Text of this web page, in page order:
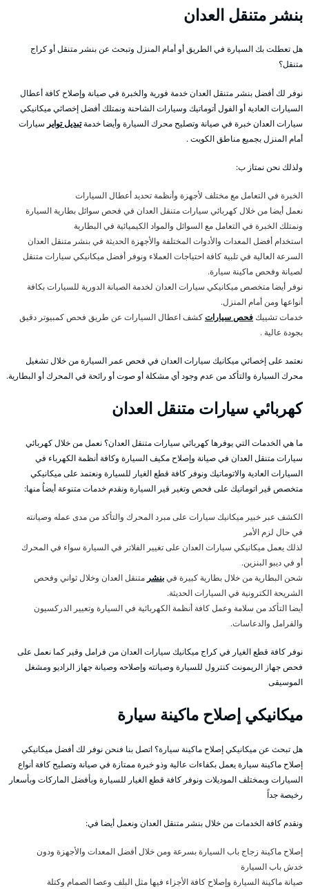
بنشر متنقل العدان
هل تعطلت بك السيارة في الطريق أو أمام المنزل وتبحث عن بنشر متنقل أو كراج
متنقل؟
نوفر لك أفضل بنشر متنقل العدان خدمة فورية والخبرة في صيانة وإصلاح كافة أعطال
السيارات العادية أو الفول أتوماتيك وسيارات الشاحنة ونمتلك أفضل إخصائي ميكانيكي
سيارات العدان خبرة في صيانة وتصليح محرك السيارة وأيضا خدمةتبديل تواير سيارات
أمام المنزل بجميع مناطق الكويت .
ولذلك نحن نمتاز ب:
الخبرة في التعامل مع مختلف لأجهزة وأنظمة تحديد أعطال السيارات
نعمل أيضا من خلال كهربائي سيارات متنقل العدان في فحص سوائل بطارية السيارة
ونمتلك الخبرة في التعامل مع السوائل والمواد الكيميائية في البطارية
استخدام أفضل المعدات والأدوات المختلفة والأجهزة الحديثة في بنشر متنقل العدان
السرعة العالية في تلبية كافة احتياجات العملاء ونوفر أفضل ميكانيكي سيارات متنقل
لصيانة وفحص ماكينة سيارة.
نوفر أيضا متخصص ميكانيكي سيارات العدان لخدمة الصيانة الدورية للسيارات بكافة
أنواعها ومن أمام المنزل.
خدمات تشييكفحص سياراتكشف اعطال السيارات عن طريق فحص كمبيوتر دقيق
بجودة عالية .
نعتمد على إخصائي ميكانيك سيارات العدان في فحص عمر السيارة من خلال تشغيل
محرك السيارة والتأكد من عدم وجود أي مشكلة أو صوت أو رائحة في المحرك أو البطارية.
كهربائي سيارات متنقل العدان
ما هي الخدمات التي يوفرها كهربائي سيارات متنقل العدان؟ نعمل من خلال كهربائي
سيارات متنقل العدان في صيانة وإصلاح مكيف السيارة وكافة أنظمة الكهرباء في
السيارات العادية والاتوماتيك ونوفر كافة قطع الغيار للسيارة ونعتمد على ميكانيكي
متخصص قير اتوماتيك على فحص وتغير قير السيارة ونقدم خدمات متنوعة أيضاُ منها:
الكشف عبر خبير ميكانيك سيارات على مبرد المحرك والتأكد من مدى عمله وصيانته
في حال لزم الأمر
لذلك يعمل ميكانيكي سيارات العدان على تغيير الفلاتر في السيارة سواء في المحرك
أو في ديبو البنزين.
شحن البطارية من خلال بطارية كبيرة فيبنشر متنقل العدان وخلال ثواني وفحص
الشريحة الكترونية في السيارات الحديثة.
أيضا التأكد من سلامة وعمل كافة أنظمة الكهربائية في السيارة وتعيير الدركسيون
والفرامل والدعاسات.
نوفر كافة قطع الغيار في كراج ميكانيك سيارات العدان من فرامل وقير كما نعمل على
فحص جهاز الريمونت كنترول للسيارة وصيانته وإصلاحه وصيانة جهاز الراديو ومشغل
الموسيقى
ميكانيكي إصلاح ماكينة سيارة
هل تبحث عن ميكانيكي إصلاح ماكينة سيارة؟ اتصل بنا فنحن نوفر لك أفضل ميكانيكي
إصلاح ماكينة سيارة يعمل بكفاءات عالية وذو خبرة ممتازة في صيانة وتصليح كافة أنواع
السيارات وبمختلف الموديلات ونوفر كافة قطع الغيار للسيارة وبأفضل الماركات وبأسعار
رخيصة جداً
ونقدم كافة الخدمات من خلال بنشر متنقل العدان ونعمل أيضا في:
إصلاح ماكينة زجاج باب السيارة بسرعة ومن خلال أفضل المعدات والأجهزة ودون
خدش باب السيارة
صيانة ماكينة السيارة وإصلاح كافة الأجزاء فيها مثل البلف وعصا الصمام وكتلة